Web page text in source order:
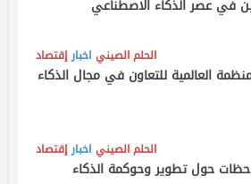
في عصر الذكاء الاصطناعي
إقتصاد اخبار الحلم الصيني
العالمية للتعاون في مجال الذكاء
إقتصاد اخبار الحلم الصيني
حول تطوير وحوكمة الذكاء